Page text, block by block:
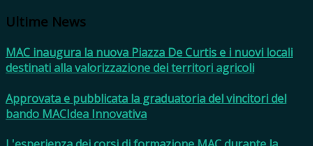
Ultime News
MAC inaugura la nuova Piazza De Curtis e i nuovi locali
destinati alla valorizzazione dei territori agricoli
Approvata e pubblicata la graduatoria del vincitori del
bando MACIdea Innovativa